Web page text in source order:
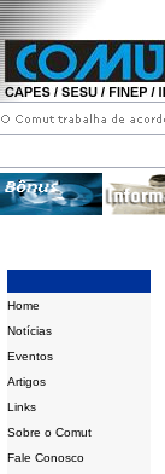
Home
Notícias
Eventos
Artigos
Links
Sobre o Comut
Fale Conosco